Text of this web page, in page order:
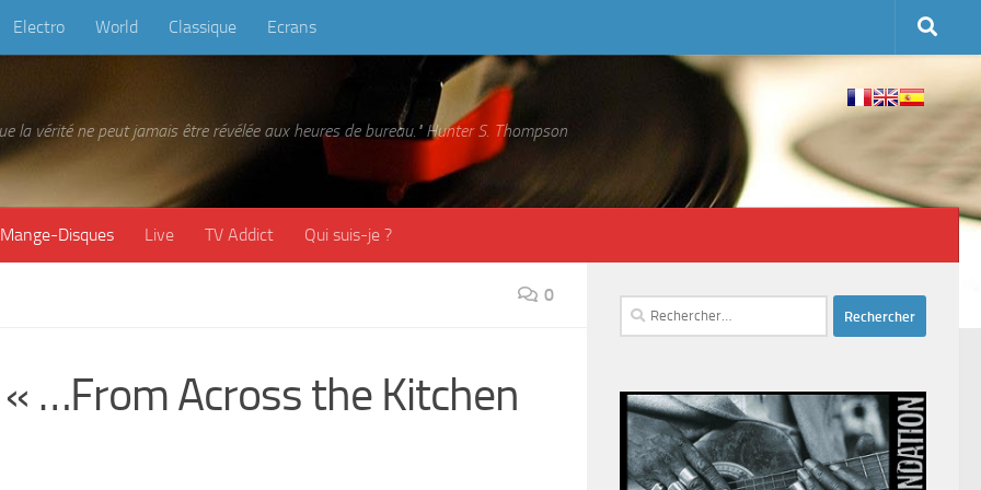
Electro World Classique Ecrans
la vérité ne peut jamais être révélée aux heures de bureau." Hunter S. Thompson
Mange-Disques Live TV Addict Qui suis-je ?
0
« …From Across the Kitchen
Rechercher :